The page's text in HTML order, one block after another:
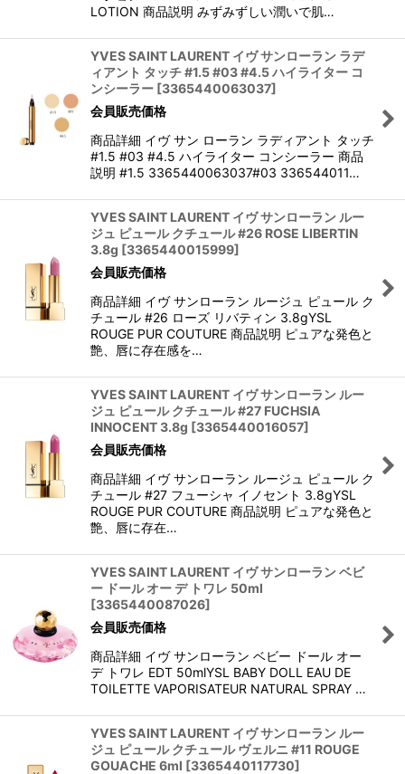
LOTION 商品説明 みずみずしい潤いで肌…
YVES SAINT LAURENT イヴ サンローラン ラデ
ィアント タッチ #1.5 #03 #4.5 ハイライター コ
ンシーラー [3365440063037]
会員販売価格
商品詳細 イヴ サン ローラン ラディアント タッチ
#1.5 #03 #4.5 ハイライター コンシーラー 商品
説明 #1.5 3365440063037#03 336544011…
YVES SAINT LAURENT イヴ サンローラン ルー
ジュ ピュール クチュール #26 ROSE LIBERTIN
3.8g [3365440015999]
会員販売価格
商品詳細 イヴ サンローラン ルージュ ピュール ク
チュール #26 ローズ リバティン 3.8gYSL
ROUGE PUR COUTURE 商品説明 ピュアな発色と
艶、唇に存在感を…
YVES SAINT LAURENT イヴ サンローラン ルー
ジュ ピュール クチュール #27 FUCHSIA
INNOCENT 3.8g [3365440016057]
会員販売価格
商品詳細 イヴ サンローラン ルージュ ピュール ク
チュール #27 フューシャ イノセント 3.8gYSL
ROUGE PUR COUTURE 商品説明 ピュアな発色と
艶、唇に存在…
YVES SAINT LAURENT イヴ サンローラン ベビ
ー ドール オー デ トワレ 50ml
[3365440087026]
会員販売価格
商品詳細 イヴ サンローラン ベビー ドール オー
デ トワレ EDT 50mlYSL BABY DOLL EAU DE
TOILETTE VAPORISATEUR NATURAL SPRAY …
YVES SAINT LAURENT イヴ サンローラン ルー
ジュ ピュール クチュール ヴェルニ #11 ROUGE
GOUACHE 6ml [3365440117730]